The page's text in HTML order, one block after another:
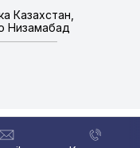
Казахстан,
Низамабад